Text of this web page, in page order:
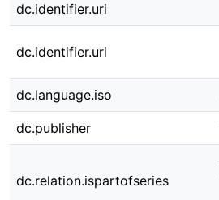
dc.identifier.uri
dc.identifier.uri
dc.language.iso
dc.publisher
dc.relation.ispartofseries